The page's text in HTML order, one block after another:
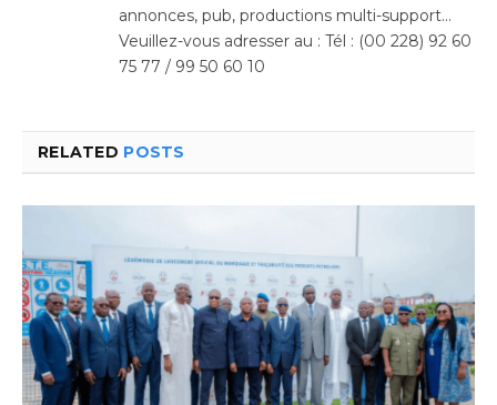
annonces, pub, productions multi-support…
Veuillez-vous adresser au : Tél : (00 228) 92 60
75 77 / 99 50 60 10
RELATED POSTS